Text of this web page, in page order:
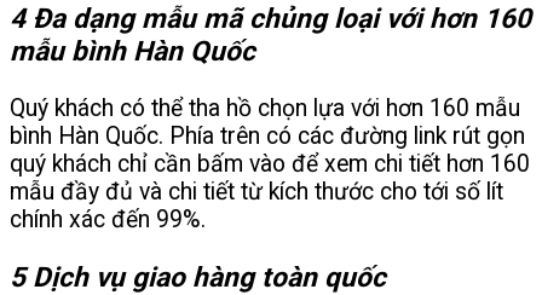
4 Đa dạng mẫu mã chủng loại với hơn 160
mẫu bình Hàn Quốc
Quý khách có thể tha hồ chọn lựa với hơn 160 mẫu
bình Hàn Quốc. Phía trên có các đường link rút gọn
quý khách chỉ cần bấm vào để xem chi tiết hơn 160
mẫu đầy đủ và chi tiết từ kích thước cho tới số lít
chính xác đến 99%.
5 Dịch vụ giao hàng toàn quốc